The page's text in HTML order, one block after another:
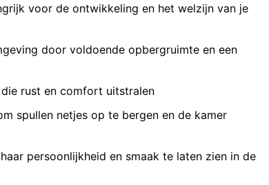
voor de ontwikkeling en het welzijn van je
door voldoende opbergruimte en een
rust en comfort uitstralen
spullen netjes op te bergen en de kamer
persoonlijkheid en smaak te laten zien in de